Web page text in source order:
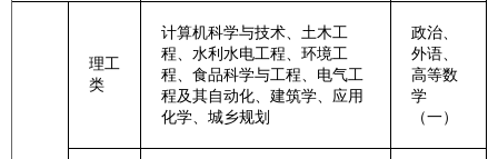
理工
类
计算机科学与技术、土木工
程、水利水电工程、环境工
程、食品科学与工程、电气工
程及其自动化、建筑学、应用
化学、城乡规划
政治、
外语、
高等数
学
（一）